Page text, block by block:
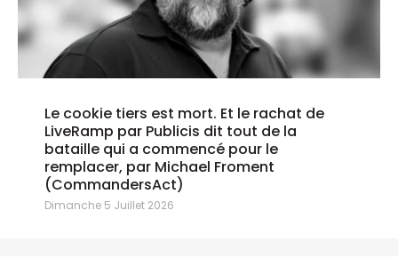
Le cookie tiers est mort. Et le rachat de
LiveRamp par Publicis dit tout de la
bataille qui a commencé pour le
remplacer, par Michael Froment
(CommandersAct)
Dimanche 5 Juillet 2026